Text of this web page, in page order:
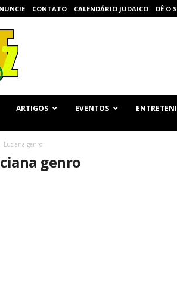
CONTATO CALENDÁRIO JUDAICO DÊ O
ARTIGOS EVENTOS
Luciana genro
genro